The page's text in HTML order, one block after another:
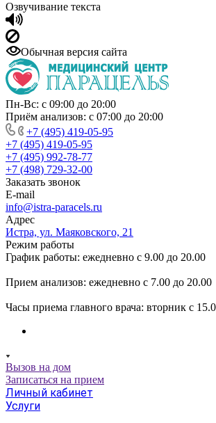
Озвучивание текста
Обычная версия сайта
Пн-Вс: с 09:00 до 20:00
Приём анализов: с 07:00 до 20:00
+7 (495) 419-05-95
+7 (495) 419-05-95
+7 (495) 992-78-77
+7 (498) 729-32-00
Заказать звонок
E-mail
info@istra-paracels.ru
Адрес
Истра, ул. Маяковского, 21
Режим работы
График работы: ежедневно с 9.00 до 20.00
Прием анализов: ежедневно с 7.00 до 20.00
Часы приема главного врача: вторник с
Вызов на дом
Записаться на прием
Личный кабинет
Услуги